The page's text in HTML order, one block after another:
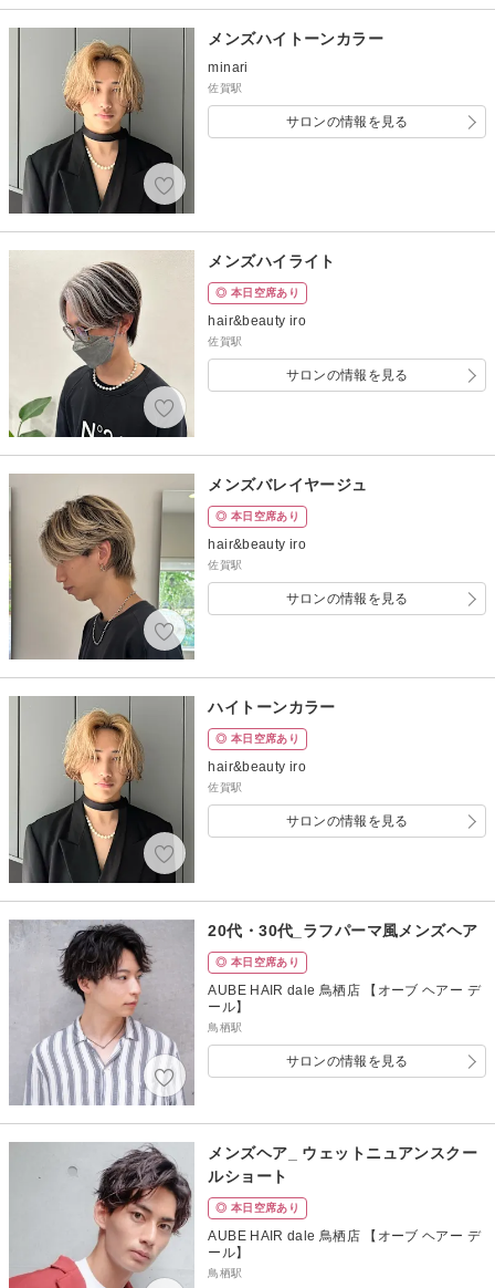
メンズハイトーンカラー
minari
佐賀駅
サロンの情報を見る
メンズハイライト
◎ 本日空席あり
hair&beauty iro
佐賀駅
サロンの情報を見る
メンズバレイヤージュ
◎ 本日空席あり
hair&beauty iro
佐賀駅
サロンの情報を見る
ハイトーンカラー
◎ 本日空席あり
hair&beauty iro
佐賀駅
サロンの情報を見る
20代・30代_ラフパーマ風メンズヘア
◎ 本日空席あり
AUBE HAIR dale 鳥栖店 【オーブ ヘアー デ
ール】
鳥栖駅
サロンの情報を見る
メンズヘア_ ウェットニュアンスクー
ルショート
◎ 本日空席あり
AUBE HAIR dale 鳥栖店 【オーブ ヘアー デ
ール】
鳥栖駅